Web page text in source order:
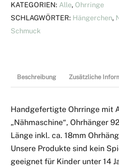
KATEGORIEN: Alle, Ohrringe
SCHLAGWÖRTER: Hängerchen,
Schmuck
Beschreibung Zusätzliche
Handgefertigte Ohrringe mit
„Nähmaschine“, Ohrhänger
Länge inkl. ca. 18mm
Unsere Produkte sind kein
geeignet für Kinder unter 14